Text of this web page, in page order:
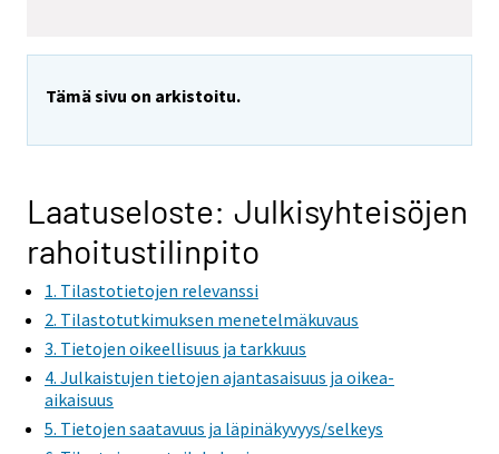
Tämä sivu on arkistoitu.
Laatuseloste: Julkisyhteisöjen
rahoitustilinpito
1. Tilastotietojen relevanssi
2. Tilastotutkimuksen menetelmäkuvaus
3. Tietojen oikeellisuus ja tarkkuus
4. Julkaistujen tietojen ajantasaisuus ja oikea-
aikaisuus
5. Tietojen saatavuus ja läpinäkyvyys/selkeys